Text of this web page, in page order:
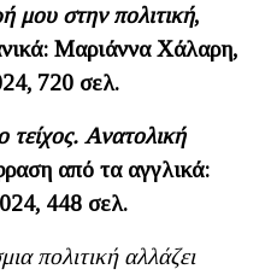
μου στην πολιτική,
Μαριάννα Χάλαρη,
720 σελ.
Ανατολική
από τα αγγλικά:
448 σελ.
πολιτική αλλάζει